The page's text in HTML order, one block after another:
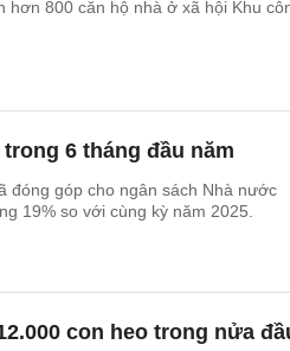
hơn 800 căn hộ nhà ở xã hội Khu
6 tháng đầu năm
đóng góp cho ngân sách Nhà nước
19% so với cùng kỳ năm 2025.
con heo trong nửa